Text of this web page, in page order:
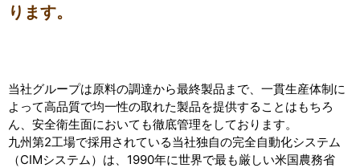
ります。
当社グループは原料の調達から最終製品まで、一貫生産体制に
よって高品質で均一性の取れた製品を提供することはもちろ
ん、安全衛生面においても徹底管理をしております。
九州第2工場で採用されている当社独自の完全自動化システム
（CIMシステム）は、1990年に世界で最も厳しい米国農務省